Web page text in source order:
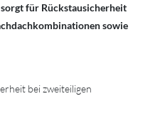
für Rückstausicherheit
sowie
bei zweiteiligen